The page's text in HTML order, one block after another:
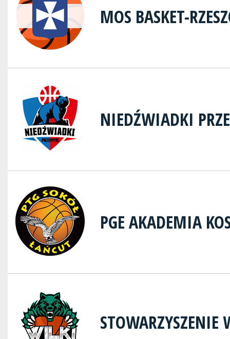
MOS BASKET-
NIEDŹWIADKI
PGE AKADEMIA
STOWARZYSZENIE